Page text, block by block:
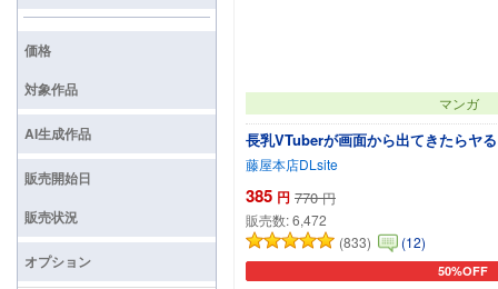
マンガ
長乳VTuberが画面から出てきたらヤ
藤屋本店DLsite
385 円 770 円
販売数:6,472
(833)
(12)
50%OFF
カートに追
価格
対象作品
AI生成作品
販売開始日
販売状況
オプション